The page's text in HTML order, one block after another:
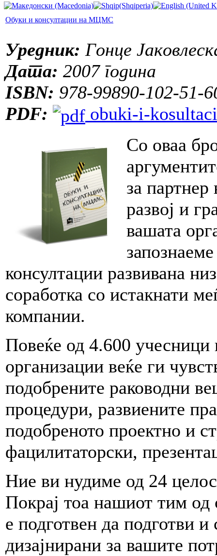
Обуки и консултации на МЦМС
Уредник: Гонце
Дата: 2007 година
ISBN: 978-99890-102-51-
PDF:
obuki-i-
Со оваа
за
развој и
вашата
консултации развивана
соработка со истакнати
компании.
Повеќе од 4.600
организации веќе ги
подобрените раководни
процедури, развиените
подобреното проектно и
фацилитаторски,
Ние ви нудиме од 24
Покрај тоа нашиот тим од
е подготвен да подготви
дизајнирани за вашите